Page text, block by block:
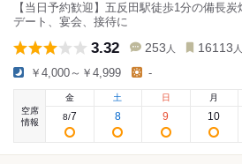
【当日予約歓迎】五反田駅徒歩1分の備長炭
デート、宴会、接待に
3.32 253 人 16113 人
￥4,000～￥4,999 -
空席
情報
金
8/7
土
8
日
9
月
10